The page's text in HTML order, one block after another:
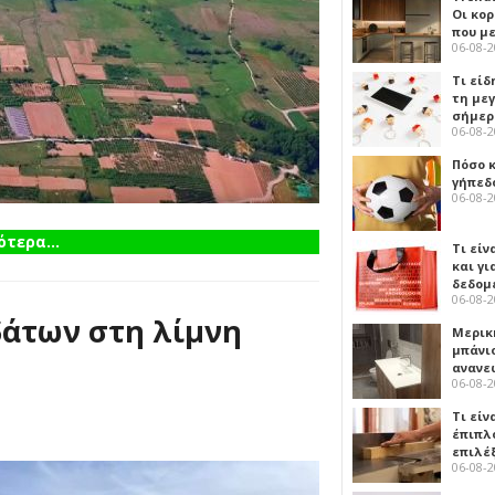
στη λίμνη
Οι
που
06-08-
Τι
τη
06-08-
Πόσο
06-08-
Τι
και
06-08-
06-08-
Τι
06-08-